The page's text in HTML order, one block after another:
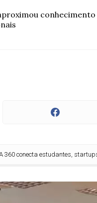
estudantes, startups e